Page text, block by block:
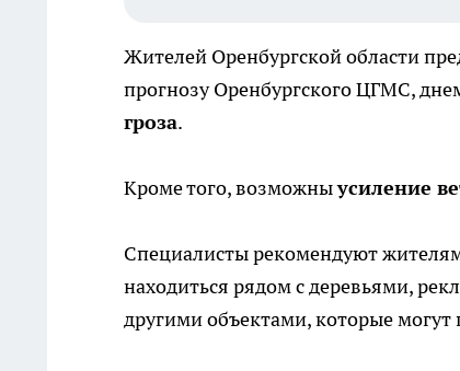
Жителей Оренбургской области
прогнозу Оренбургского ЦГМС,
гроза.
Кроме того, возможныусиление
Специалисты рекомендуют
находиться рядом с деревьями,
другими объектами, которые могут